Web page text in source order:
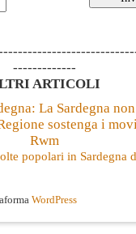
-------------
ARTICOLI
La Sardegna
sostenga i
Rwm
popolari in Sardegna
WordPress